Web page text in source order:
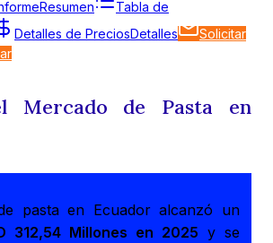
Resumen
Tabla de
Detalles de PreciosDetalles
Solicitar
Mercado de Pasta en
pasta en Ecuador alcanzó un
312,54 Millones en 2025 y se